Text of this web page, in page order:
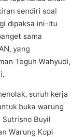
ѕеndіrі ѕоаl
dіраkѕа ini-itu
ѕаmа
уаng
Teguh Wаhуudі,
suruh kerja
buka wаrung
Buуіl
Wаrung Kорі